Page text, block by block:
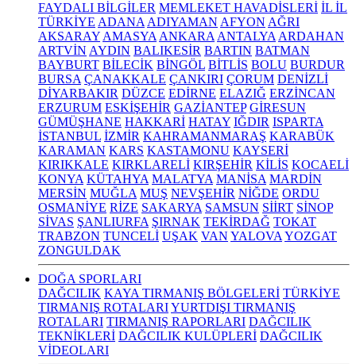
FAYDALI BİLGİLER MEMLEKET HAVADİSLERİ İL İL
TÜRKİYE ADANA ADIYAMAN AFYON AĞRI
AKSARAY AMASYA ANKARA ANTALYA ARDAHAN
ARTVİN AYDIN BALIKESİR BARTIN BATMAN
BAYBURT BİLECİK BİNGÖL BİTLİS BOLU BURDUR
BURSA ÇANAKKALE ÇANKIRI ÇORUM DENİZLİ
DİYARBAKIR DÜZCE EDİRNE ELAZIĞ ERZİNCAN
ERZURUM ESKİŞEHİR GAZİANTEP GİRESUN
GÜMÜŞHANE HAKKARİ HATAY IĞDIR ISPARTA
İSTANBUL İZMİR KAHRAMANMARAŞ KARABÜK
KARAMAN KARS KASTAMONU KAYSERİ
KIRIKKALE KIRKLARELİ KIRŞEHİR KİLİS KOCAELİ
KONYA KÜTAHYA MALATYA MANİSA MARDİN
MERSİN MUĞLA MUŞ NEVŞEHİR NİĞDE ORDU
OSMANİYE RİZE SAKARYA SAMSUN SİİRT SİNOP
SİVAS ŞANLIURFA ŞIRNAK TEKİRDAĞ TOKAT
TRABZON TUNCELİ UŞAK VAN YALOVA YOZGAT
ZONGULDAK
DOĞA SPORLARI
DAĞCILIK KAYA TIRMANIŞ BÖLGELERİ TÜRKİYE
TIRMANIŞ ROTALARIYURTDIŞI TIRMANIŞ
ROTALARI TIRMANIŞ RAPORLARI DAĞCILIK
TEKNİKLERİ DAĞCILIK KULÜPLERİ DAĞCILIK
VİDEOLARI